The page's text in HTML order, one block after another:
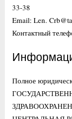
33-38
Email: Len.
Контактный
Полное